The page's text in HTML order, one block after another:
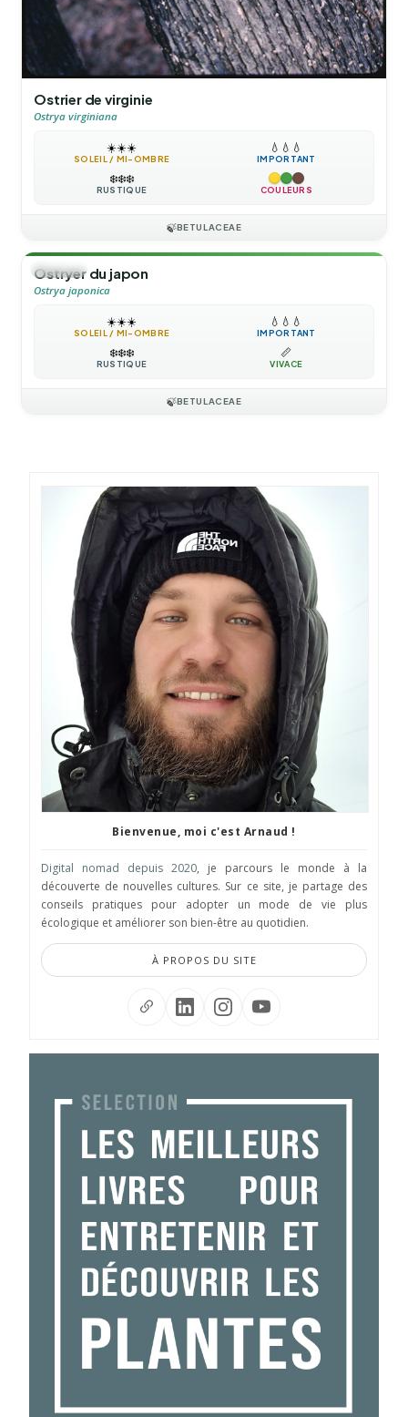
Ostrier de virginie
Ostrya virginiana
☀️☀️☀️
SOLEIL / MI-OMBRE
💧 💧 💧
IMPORTANT
❄️❄️❄️
RUSTIQUE COULEURS
🍃BETULACEAE
🌳ARBRE
Ostryer du japon
Ostrya japonica
☀️☀️☀️
SOLEIL / MI-OMBRE
💧 💧 💧
IMPORTANT
❄️❄️❄️
RUSTIQUE
📏
VIVACE
🍃BETULACEAE
Bienvenue, moi c'est Arnaud !
Digital nomad depuis 2020, je parcours le monde à la
découverte de nouvelles cultures. Sur ce site, je partage des
conseils pratiques pour adopter un mode de vie plus
écologique et améliorer son bien-être au quotidien.
À PROPOS DU SITE